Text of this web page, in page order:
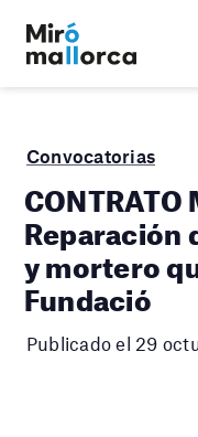
Convocatorias
CONTRATO
Reparación
y mortero
Fundació
Publicado el 29